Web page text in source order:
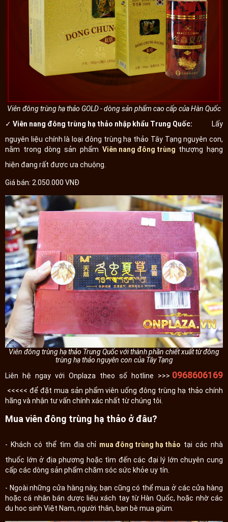
Viên đông trùng hạ thảo GOLD - dòng sản phẩm cao cấp của Hàn Quốc
✓ Viên nang đông trùng hạ thảo nhập khẩu Trung Quốc: Lấy
nguyên liệu chính là loại đông trùng hạ thảo Tây Tạng nguyên con,
nằm trong dòng sản phẩm Viên nang đông trùng thượng hạng
hiện đang rất được ưa chuộng.
Giá bán: 2.050.000 VNĐ
Viên đông trùng hạ thảo Trung Quốc với thành phần chiết xuất từ đông
trùng hạ thảo nguyên con của Tây Tạng
Liên hệ ngay với Onplaza theo số hotline >>> 0968606169
<<<<< để đặt mua sản phẩm viên uống đông trùng hạ thảo chính
hãng và nhận tư vấn chính xác nhất từ chúng tôi.
Mua viên đông trùng hạ thảo ở đâu?
- Khách có thể tìm địa chỉ mua đông trùng hạ thảo tại các nhà
thuốc lớn ở địa phương hoặc tìm đến các đại lý lớn chuyên cung
cấp các dòng sản phẩm chăm sóc sức khỏe uy tín.
- Ngoài những cửa hàng này, bạn cũng có thể mua ở các cửa hàng
hoặc cá nhân bán dược liệu xách tay từ Hàn Quốc, hoặc nhờ các
du hoc sinh Việt Nam, người thân, bạn bè mua giùm.